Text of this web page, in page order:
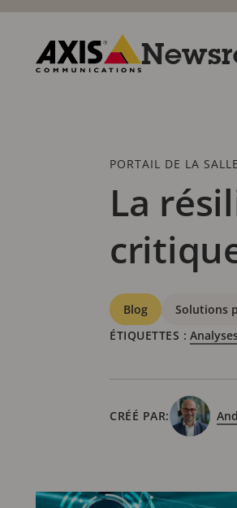
Passer
contenu
principal
Fil
PORTAIL DE LA
La
Catégories
Blog Solutions
ÉTIQUETTES :
CRÉÉ PAR: